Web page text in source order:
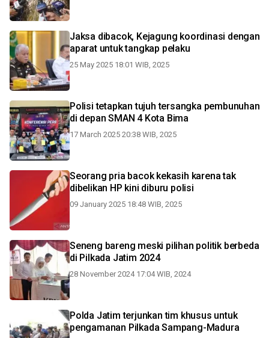
Jaksa dibacok, Kejagung koordinasi dengan
aparat untuk tangkap pelaku
25 May 2025 18:01 WIB, 2025
Polisi tetapkan tujuh tersangka pembunuhan
di depan SMAN 4 Kota Bima
17 March 2025 20:38 WIB, 2025
Seorang pria bacok kekasih karena tak
dibelikan HP kini diburu polisi
09 January 2025 18:48 WIB, 2025
Seneng bareng meski pilihan politik berbeda
di Pilkada Jatim 2024
28 November 2024 17:04 WIB, 2024
Polda Jatim terjunkan tim khusus untuk
pengamanan Pilkada Sampang-Madura